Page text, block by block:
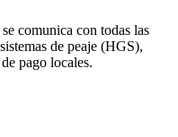
comunica con todas las
de peaje (HGS),
pago locales.